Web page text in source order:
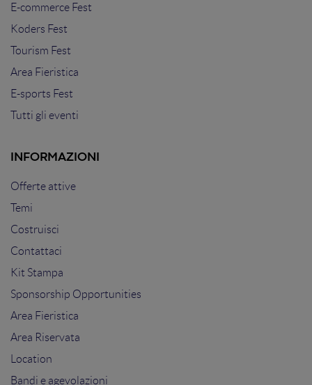
E-commerce Fest
Koders Fest
Tourism Fest
Area Fieristica
E-sports Fest
Tutti gli eventi
INFORMAZIONI
Offerte attive
Temi
Costruisci
Contattaci
Kit Stampa
Sponsorship Opportunities
Area Fieristica
Area Riservata
Location
Bandi e agevolazioni